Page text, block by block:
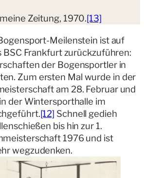
Zeitung, 1970.[13]
Meilenstein ist auf
BSC Frankfurt zurückzuführen:
der Bogensportler in
Zum ersten Mal wurde in der
am 28. Februar und
der Wintersporthalle im
[12] Schnell gedieh
bis hin zur 1.
1976 und ist
wegzudenken.